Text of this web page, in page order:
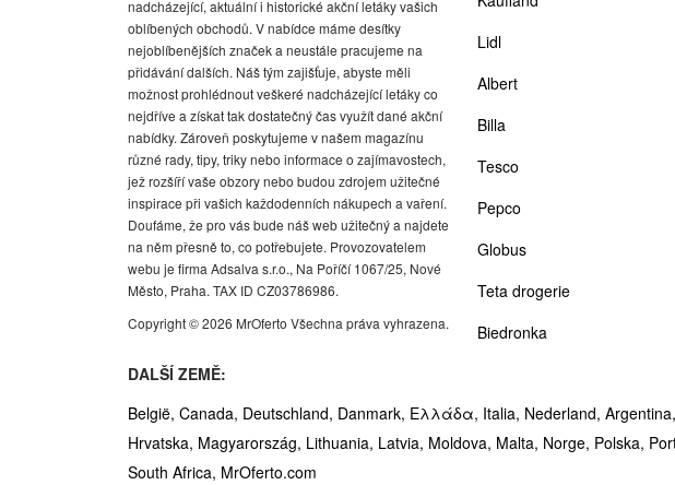
nadcházející, aktuální i historické akční letáky vašich
oblíbených obchodů. V nabídce máme desítky
nejoblíbenějších značek a neustále pracujeme na
přidávání dalších. Náš tým zajišťuje, abyste měli
možnost prohlédnout veškeré nadcházející letáky co
nejdříve a získat tak dostatečný čas využít dané akční
nabídky. Zároveň poskytujeme v našem magazínu
různé rady, tipy, triky nebo informace o zajímavostech,
jež rozšíří vaše obzory nebo budou zdrojem užitečné
inspirace při vašich každodenních nákupech a vaření.
Doufáme, že pro vás bude náš web užitečný a najdete
na něm přesně to, co potřebujete. Provozovatelem
webu je firma Adsalva s.r.o., Na Poříčí 1067/25, Nové
Město, Praha. TAX ID CZ03786986.
Copyright © 2026 MrOferto Všechna práva vyhrazena.
Lidl
Albert
Billa
Tesco
Pepco
Globus
Teta drogerie
Biedronka
DALŠÍ ZEMĚ:
België, Canada, Deutschland, Danmark, Ελλάδα, Italia, Nederland, Argentina,
Hrvatska, Magyarország, Lithuania, Latvia, Moldova, Malta, Norge, Polska,
South Africa, MrOferto.com